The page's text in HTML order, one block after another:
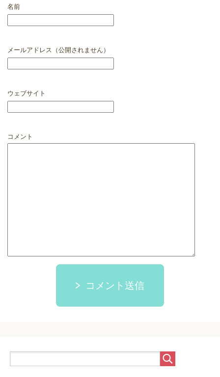
名前
メールアドレス（公開されません）
ウェブサイト
コメント
コメント送信